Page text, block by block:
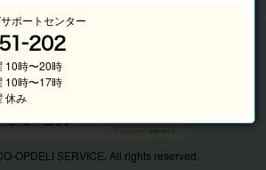
OPDELI SERVICE. All rights reserved.
ポートセンター
10時〜20時
10時〜17時
休み